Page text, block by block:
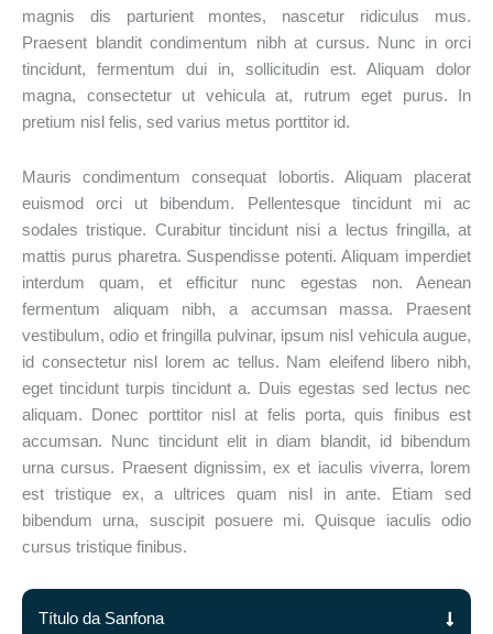
magnis dis parturient montes, nascetur ridiculus mus.
Praesent blandit condimentum nibh at cursus. Nunc in orci
tincidunt, fermentum dui in, sollicitudin est. Aliquam dolor
magna, consectetur ut vehicula at, rutrum eget purus. In
pretium nisl felis, sed varius metus porttitor id.
Mauris condimentum consequat lobortis. Aliquam placerat
euismod orci ut bibendum. Pellentesque tincidunt mi ac
sodales tristique. Curabitur tincidunt nisi a lectus fringilla, at
mattis purus pharetra. Suspendisse potenti. Aliquam imperdiet
interdum quam, et efficitur nunc egestas non. Aenean
fermentum aliquam nibh, a accumsan massa. Praesent
vestibulum, odio et fringilla pulvinar, ipsum nisl vehicula augue,
id consectetur nisl lorem ac tellus. Nam eleifend libero nibh,
eget tincidunt turpis tincidunt a. Duis egestas sed lectus nec
aliquam. Donec porttitor nisl at felis porta, quis finibus est
accumsan. Nunc tincidunt elit in diam blandit, id bibendum
urna cursus. Praesent dignissim, ex et iaculis viverra, lorem
est tristique ex, a ultrices quam nisl in ante. Etiam sed
bibendum urna, suscipit posuere mi. Quisque iaculis odio
cursus tristique finibus.
Título da Sanfona